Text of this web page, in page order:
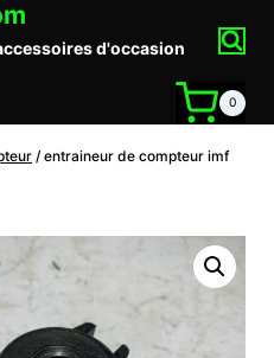
d'occasion
0
/ entraineur de compteur imf